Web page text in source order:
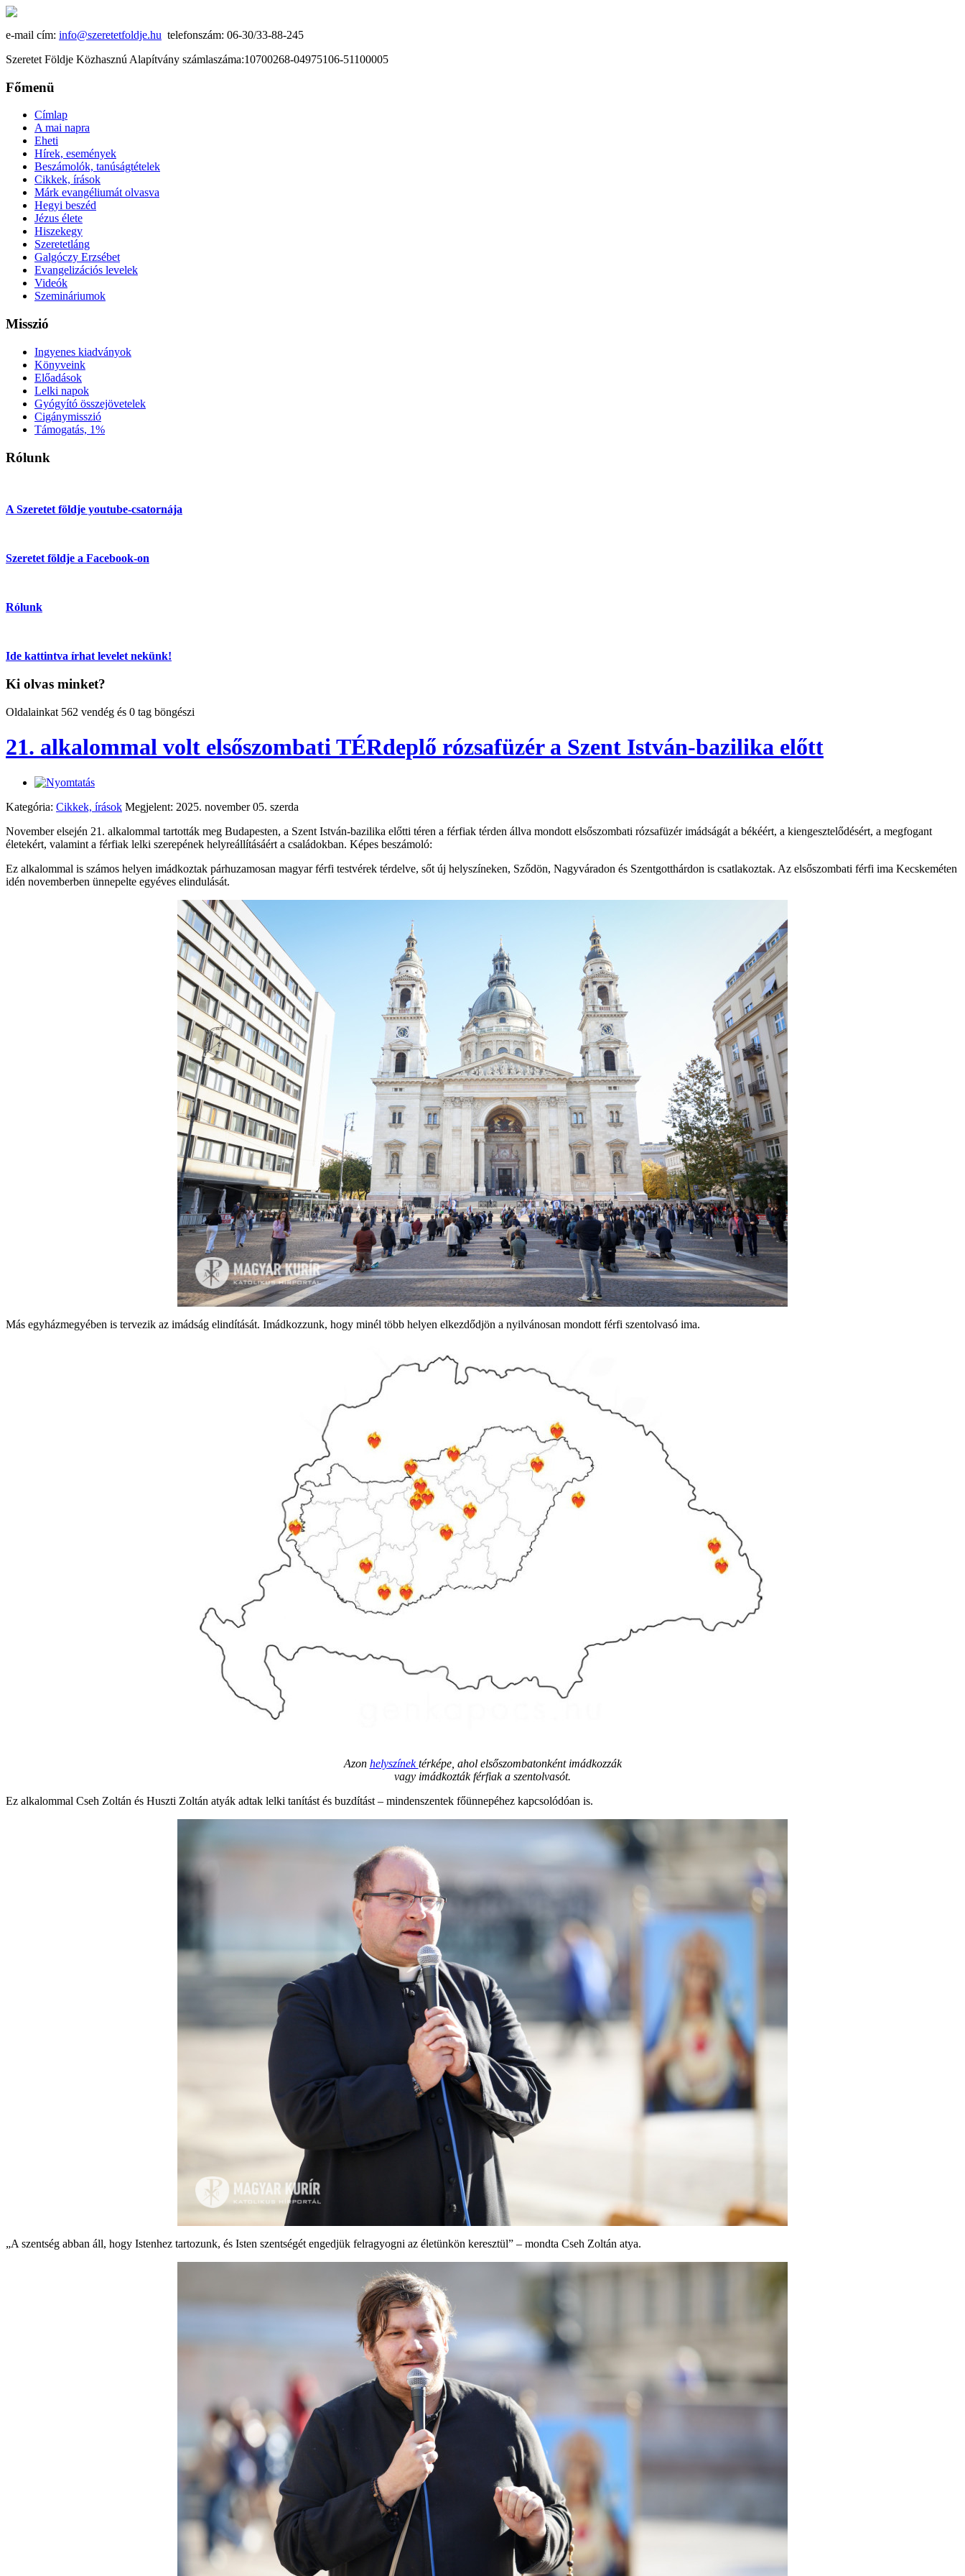
e-mail cím: info@szeretetfoldje.hu telefonszám: 06-30/33-88-245
Szeretet Földje Közhasznú Alapítvány számlaszáma:10700268-04975106-51100005
Főmenü
Címlap
A mai napra
Eheti
Hírek, események
Beszámolók, tanúságtételek
Cikkek, írások
Márk evangéliumát olvasva
Hegyi beszéd
Jézus élete
Hiszekegy
Szeretetláng
Galgóczy Erzsébet
Evangelizációs levelek
Videók
Szemináriumok
Misszió
Ingyenes kiadványok
Könyveink
Előadások
Lelki napok
Gyógyító összejövetelek
Cigánymisszió
Támogatás, 1%
Rólunk
A Szeretet földje youtube-csatornája
Szeretet földje a Facebook-on
Rólunk
Ide kattintva írhat levelet nekünk!
Ki olvas minket?
Oldalainkat 562 vendég és 0 tag böngészi
21. alkalommal volt elsőszombati TÉRdeplő rózsafüzér a Szent István-bazilika előtt
Kategória: Cikkek, írások Megjelent: 2025. november 05. szerda
November elsején 21. alkalommal tartották meg Budapesten, a Szent István-bazilika előtti téren a férfiak térden állva mondott elsőszombati rózsafüzér imádságát a békéért, a kiengesztelődésért, a megfogant
életekért, valamint a férfiak lelki szerepének helyreállításáért a családokban. Képes beszámoló:
Ez alkalommal is számos helyen imádkoztak párhuzamosan magyar férfi testvérek térdelve, sőt új helyszíneken, Sződön, Nagyváradon és Szentgotthárdon is csatlakoztak. Az elsőszombati férfi ima Kecskeméten
idén novemberben ünnepelte egyéves elindulását.
Más egyházmegyében is tervezik az imádság elindítását. Imádkozzunk, hogy minél több helyen elkezdődjön a nyilvánosan mondott férfi szentolvasó ima.
Azon helyszínektérképe, ahol elsőszombatonként imádkozzák
vagy imádkozták férfiak a szentolvasót.
Ez alkalommal Cseh Zoltán és Huszti Zoltán atyák adtak lelki tanítást és buzdítást – mindenszentek főünnepéhez kapcsolódóan is.
„A szentség abban áll, hogy Istenhez tartozunk, és Isten szentségét engedjük felragyogni az életünkön keresztül” – mondta Cseh Zoltán atya.